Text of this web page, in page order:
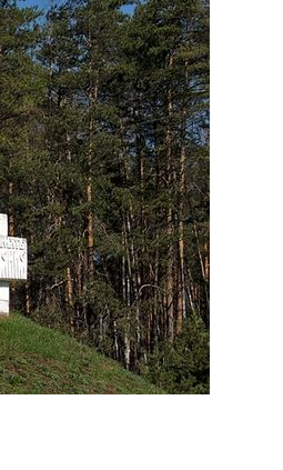
Великомученик Георгий Победоносец. Научись у
святого
Роман Котов